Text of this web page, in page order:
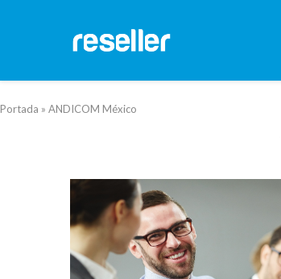
Portada » ANDICOM México